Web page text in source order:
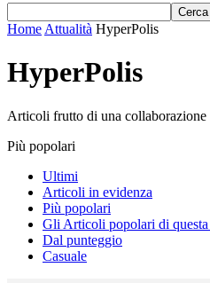
Home Attualità HyperPolis
HyperPolis
Articoli frutto di una
Più popolari
Ultimi
Articoli in evidenza
Più popolari
Gli Articoli popolari di questa
Dal punteggio
Casuale